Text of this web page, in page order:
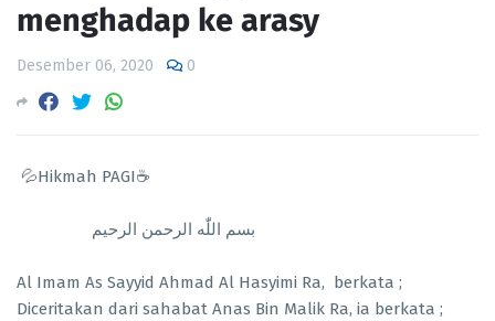
menghadap ke arasy
Desember 06, 2020 0
💦Hikmah PAGI☕
بسم اللّٰه الرحمن الرحيم
Al Imam As Sayyid Ahmad Al Hasyimi Ra, berkata ;
Diceritakan dari sahabat Anas Bin Malik Ra, ia berkata ;